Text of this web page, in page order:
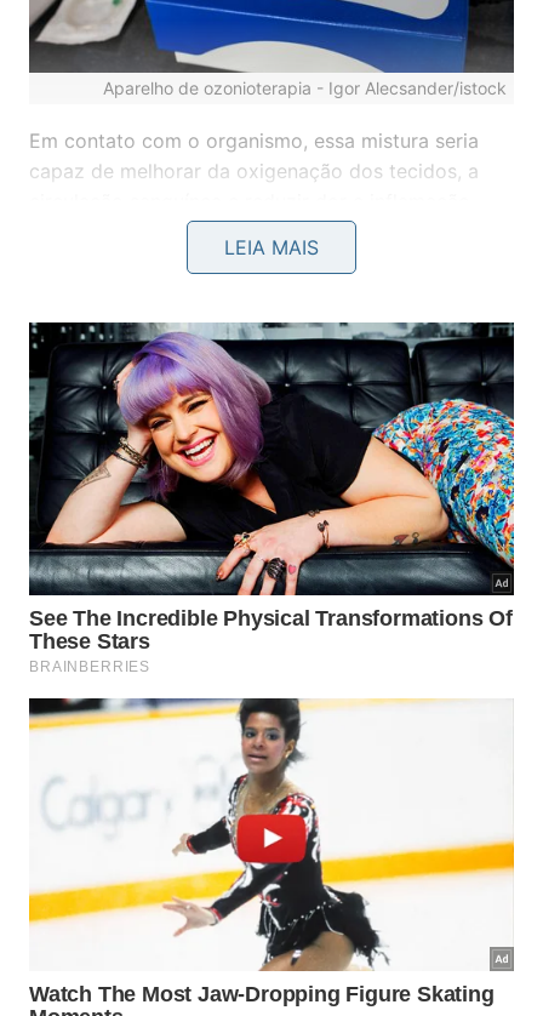
Aparelho de ozonioterapia - Igor Alecsander/istock
Em contato com o organismo, essa mistura seria
capaz de melhorar da oxigenação dos tecidos, a
Além disso, o ozônio teria importantes
propriedades bactericidas, fungicidas e antivirais.
Segundo os adeptos da técnica, não importa qual
seja a doença, o sistema imunológico precisa de
oxigênio para reagir contra os invasores do corpo,
como bactérias, vírus, células cancerosas, e
promover a cura.
O que causa espanto, no entanto, é o número de
doenças que a ozonioterapia diz ser capaz de curar
e tratar:mais de 200 , sendo algumas graves, como
e pneumonia.
LEIA MAIS